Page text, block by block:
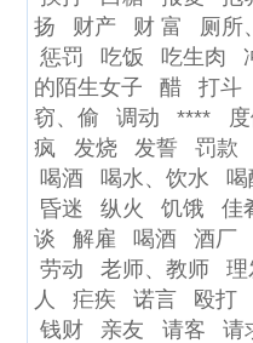
扬
财产 财 富 厕所
惩罚
吃饭 吃生肉
的陌生女子
醋 打斗
窃、偷
调动 ****
疯
发烧 发誓 罚款
喝酒
喝水、饮水 喝
昏迷
纵火 饥饿 佳
谈
解雇 喝酒 酒厂
劳动
老师、教师 理
人
疟疾 诺言 殴打
钱财
亲友 请客 请